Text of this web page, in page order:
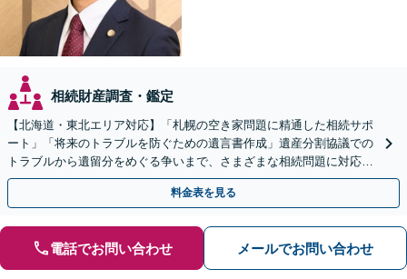
相続財産調査・鑑定
【北海道・東北エリア対応】「札幌の空き家問題に精通した相続サポ
ート」「将来のトラブルを防ぐための遺言書作成」遺産分割協議での
トラブルから遺留分をめぐる争いまで、さまざまな相続問題に対応し
ています「アクセス良好・WEB面談対応で安心の相談」
料金表を見る
電話でお問い合わせ メールでお問い合わせ